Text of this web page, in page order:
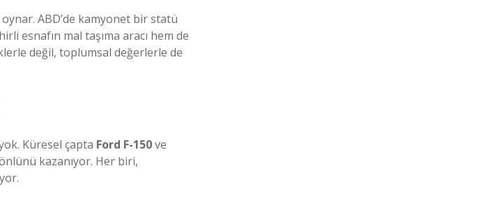
ABD’de kamyonet bir statü
esnafın mal taşıma aracı hem de
değil, toplumsal değerlerle de
Küresel çapta Ford F-150ve
kazanıyor. Her biri,